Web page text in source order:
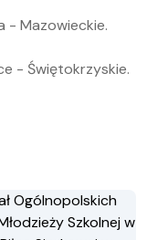
- Mazowieckie.
- Świętokrzyskie.